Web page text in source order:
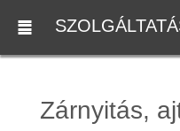
Zárnyitás,